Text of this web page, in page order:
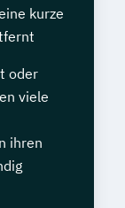
kurze
oder
viele
ihren